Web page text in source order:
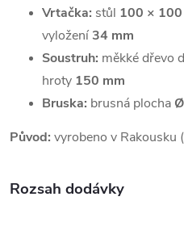
Vrtačka: stůl 100 ×
vyložení34 mm
Soustruh: měkké dřevo
hroty 150 mm
Bruska: brusná plocha
Původ: vyrobeno v Rakousku
Rozsah dodávky